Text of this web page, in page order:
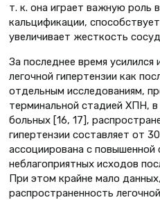
т. к. она играет важную роль
кальцификации,
увеличивает жесткость
За последнее время усилился
легочной гипертензии как
отдельным исследованиям,
терминальной стадией ХПН,
больных [16, 17],
гипертензии составляет от
ассоциирована с
неблагоприятных исходов
При этом крайне мало
распространенность